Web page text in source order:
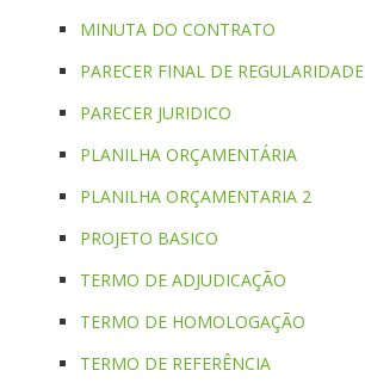
MINUTA DO CONTRATO
PARECER FINAL DE REGULARIDADE
PARECER JURIDICO
PLANILHA ORÇAMENTÁRIA
PLANILHA ORÇAMENTARIA 2
PROJETO BASICO
TERMO DE ADJUDICAÇÃO
TERMO DE HOMOLOGAÇÃO
TERMO DE REFERÊNCIA